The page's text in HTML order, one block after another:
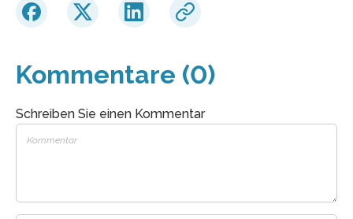
Kommentare (0)
Schreiben Sie einen Kommentar